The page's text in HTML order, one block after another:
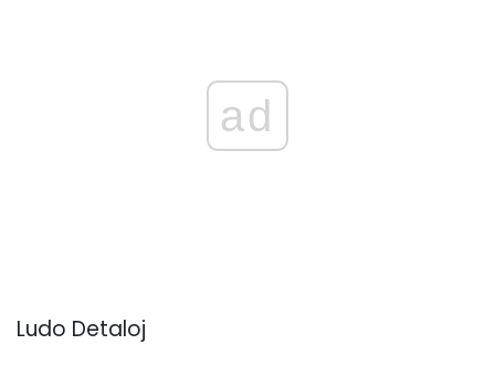
ad
Ludo Detaloj